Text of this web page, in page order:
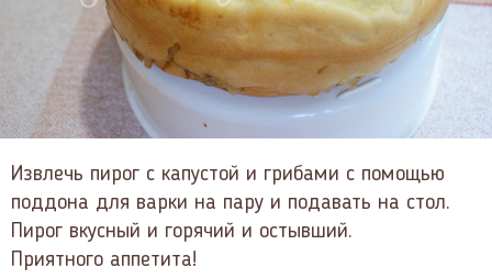
Извлечь пирог с капустой и грибами с помощью
поддона для варки на пару и подавать на стол.
Пирог вкусный и горячий и остывший.
Приятного аппетита!